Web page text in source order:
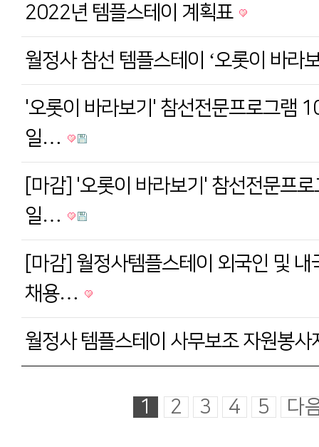
2022년 템플스테이 계획표
월정사 참선 템플스테이 ‘오롯이 바라
'오롯이 바라보기' 참선전문프로그램
일…
[마감] '오롯이 바라보기' 참선전문프
일…
[마감] 월정사템플스테이 외국인 및 내
채용…
월정사 템플스테이 사무보조 자원봉
1 2 3 4 5 다